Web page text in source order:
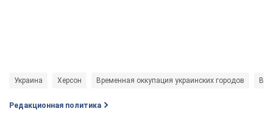
Украина Херсон Временная оккупация украинских городов
Редакционная политика